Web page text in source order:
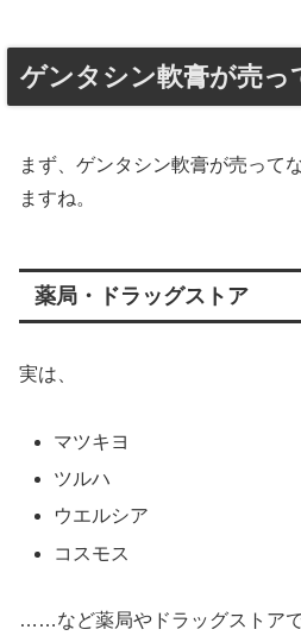
ゲンタシン軟膏が売っ
まず、ゲンタシン軟膏が売って
ますね。
薬局・ドラッグストア
実は、
マツキヨ
ツルハ
ウエルシア
コスモス
……など薬局やドラッグストア